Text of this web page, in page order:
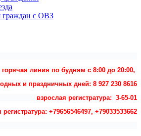
граждан с ОВЗ
горячая линия по будням с 8:00 до 20:00,
и праздничных дней: 8 927 230 8616
взрослая регистратура: 3-65-01
регистратура: +79656546497, +79033533662